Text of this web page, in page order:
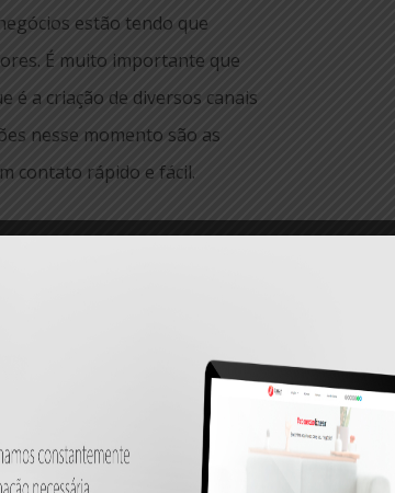
estão tendo que
É muito importante que
é a criação de diversos canais
nesse momento são as
contato rápido e fácil.
empresa e faz parte da
de comunicação e
o seu negócio. Durante a
no ambiente digital
sua empresa tenha perfis
interesse e motive seu